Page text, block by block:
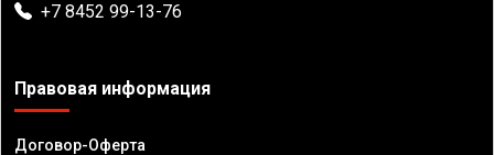
+7 8452 99-13-76
Правовая информация
Договор-Оферта